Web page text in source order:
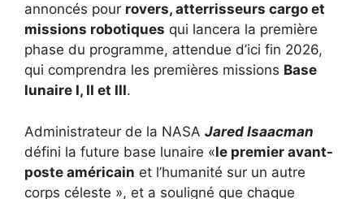
annoncés pour rovers, atterrisseurs cargo et
missions robotiques qui lancera la première
phase du programme, attendue d’ici fin 2026,
qui comprendra les premières missions Base
lunaire I, II et III.
Administrateur de la NASA Jared Isaacman
défini la future base lunaire «le premier avant-
poste américain et l’humanité sur un autre
corps céleste », et a souligné que chaque